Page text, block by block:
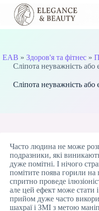
Перейти
вмісту
EAB » Здоров'я та фітнес»
Сліпота неуважність
Сліпота неуважність
Часто людина не може
подразники, які
дуже помітні. І нічого
помітите поява горили на
спритно проведе
але цей ефект може
прийом дуже часто
шахраї і ЗМІ з метою